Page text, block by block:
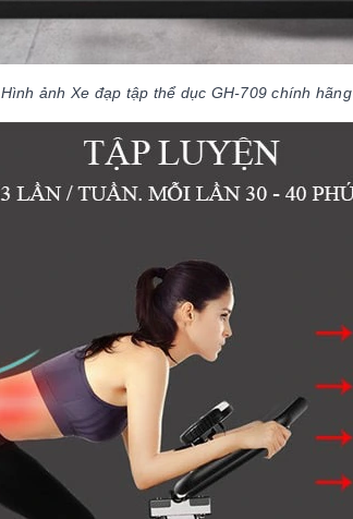
Hình ảnh Xe đạp tập thể dục GH-709 chính hãng